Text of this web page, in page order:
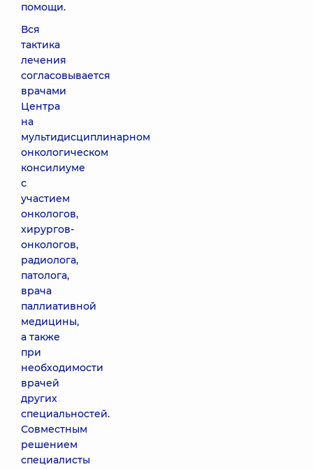
помощи.
Вся
тактика
лечения
согласовывается
врачами
Центра
на
мультидисциплинарном
онкологическом
консилиуме
с
участием
онкологов,
хирургов-
онкологов,
радиолога,
патолога,
врача
паллиативной
медицины,
а также
при
необходимости
врачей
других
специальностей.
Совместным
решением
специалисты